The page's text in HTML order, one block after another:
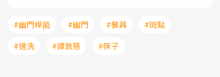
#幽門桿菌 #幽門 #餐具
#斑點
#搓洗
#譚敦慈 #筷子